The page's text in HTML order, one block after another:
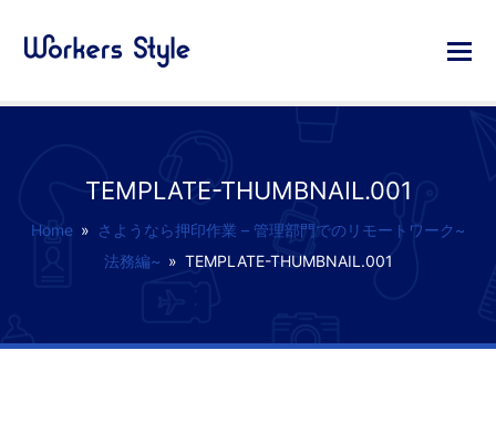
TEMPLATE-THUMBNAIL.001
Home » さようなら押印作業 – 管理部門でのリモートワーク~
法務編~ » TEMPLATE-THUMBNAIL.001